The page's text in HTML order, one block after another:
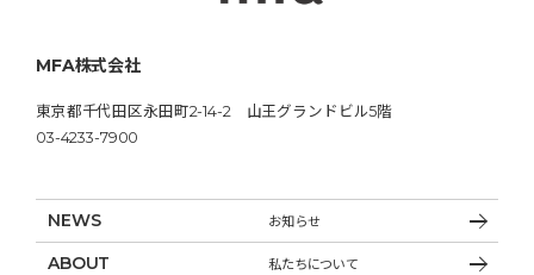
MFA株式会社
東京都千代田区永田町2-14-2 山王グランドビル5階
03-4233-7900
NEWS お知らせ
ABOUT 私たちについて